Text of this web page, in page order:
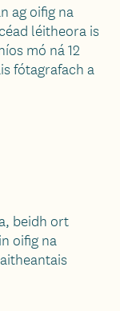
ag oifig na
léitheora is
mó ná 12
fótagrafach a
beidh ort
oifig na